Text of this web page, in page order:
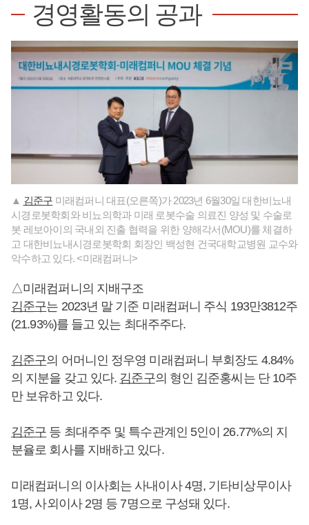
경영활동의 공과
▲ 김준구 미래컴퍼니 대표(오른쪽)가 2023년 6월30일 대한비뇨내
시경로봇학회와 비뇨의학과 미래 로봇수술 의료진 양성 및 수술로
봇 레보아이의 국내외 진출 협력을 위한 양해각서(MOU)를 체결하
고 대한비뇨내시경로봇학회 회장인 백성현 건국대학교병원 교수와
악수하고 있다. <미래컴퍼니>
△미래컴퍼니의 지배구조
김준구는 2023년 말 기준 미래컴퍼니 주식 193만3812주
(21.93%)를 들고 있는 최대주주다.
김준구의 어머니인 정우영 미래컴퍼니 부회장도 4.84%
의 지분을 갖고 있다. 김준구의 형인 김준홍씨는 단 10주
만 보유하고 있다.
김준구 등 최대주주 및 특수관계인 5인이 26.77%의 지
분율로 회사를 지배하고 있다.
미래컴퍼니의 이사회는 사내이사 4명, 기타비상무이사
1명, 사외이사 2명 등 7명으로 구성돼 있다.